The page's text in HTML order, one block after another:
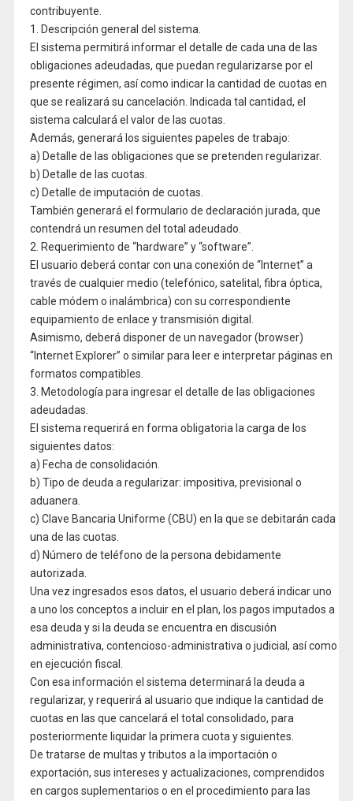
contribuyente.
1. Descripción general del sistema.
El sistema permitirá informar el detalle de cada una de las
obligaciones adeudadas, que puedan regularizarse por el
presente régimen, así como indicar la cantidad de cuotas en
que se realizará su cancelación. Indicada tal cantidad, el
sistema calculará el valor de las cuotas.
Además, generará los siguientes papeles de trabajo:
a) Detalle de las obligaciones que se pretenden regularizar.
b) Detalle de las cuotas.
c) Detalle de imputación de cuotas.
También generará el formulario de declaración jurada, que
contendrá un resumen del total adeudado.
2. Requerimiento de “hardware” y “software”.
El usuario deberá contar con una conexión de “Internet” a
través de cualquier medio (telefónico, satelital, fibra óptica,
cable módem o inalámbrica) con su correspondiente
equipamiento de enlace y transmisión digital.
Asimismo, deberá disponer de un navegador (browser)
“Internet Explorer” o similar para leer e interpretar páginas en
formatos compatibles.
3. Metodología para ingresar el detalle de las obligaciones
adeudadas.
El sistema requerirá en forma obligatoria la carga de los
siguientes datos:
a) Fecha de consolidación.
b) Tipo de deuda a regularizar: impositiva, previsional o
aduanera.
c) Clave Bancaria Uniforme (CBU) en la que se debitarán cada
una de las cuotas.
d) Número de teléfono de la persona debidamente
autorizada.
Una vez ingresados esos datos, el usuario deberá indicar uno
a uno los conceptos a incluir en el plan, los pagos imputados a
esa deuda y si la deuda se encuentra en discusión
administrativa, contencioso-administrativa o judicial, así como
en ejecución fiscal.
Con esa información el sistema determinará la deuda a
regularizar, y requerirá al usuario que indique la cantidad de
cuotas en las que cancelará el total consolidado, para
posteriormente liquidar la primera cuota y siguientes.
De tratarse de multas y tributos a la importación o
exportación, sus intereses y actualizaciones, comprendidos
en cargos suplementarios o en el procedimiento para las